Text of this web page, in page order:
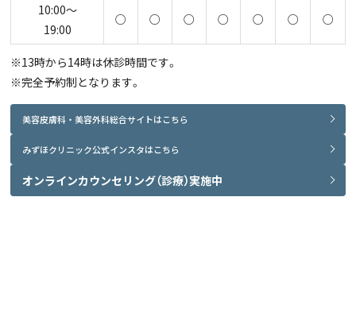
10:00～
19:00
○ ○ ○ ○ ○ ○ ○
※13時から14時は休診時間です。
※完全予約制となります。
美容皮膚科・美容外科総合サイトはこちら
みずほクリニック公式インスタはこちら
オンラインカウンセリング（診療）実施中